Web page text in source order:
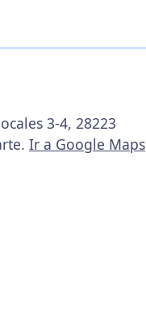
3-4, 28223
Ir a Google Maps